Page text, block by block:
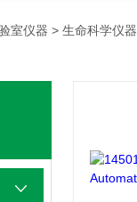
室仪器 > 生命科学仪器